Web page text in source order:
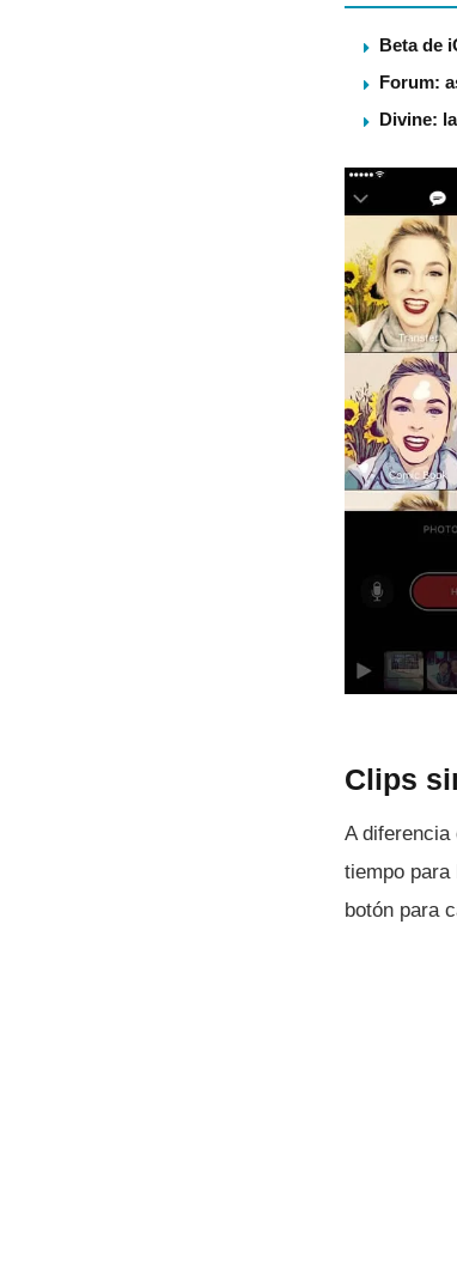
Beta de
Forum:
Divine:
Clips
A diferencia
tiempo para
botón para